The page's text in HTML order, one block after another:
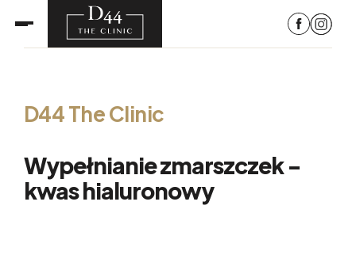
D44 The Clinic
Wypełnianie zmarszczek -
kwas hialuronowy